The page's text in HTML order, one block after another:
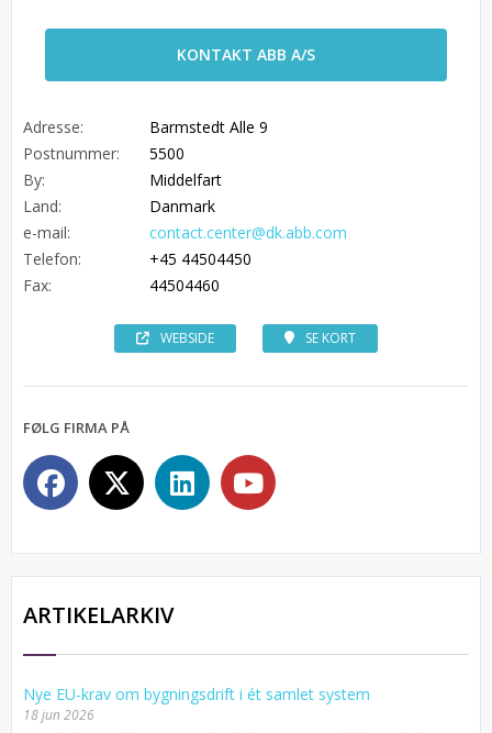
KONTAKT ABB A/S
Adresse:
Barmstedt Alle 9
Postnummer:
5500
By:
Middelfart
Land:
Danmark
e-mail:
contact.center@dk.abb.com
Telefon:
+45 44504450
Fax:
44504460
WEBSIDE SE KORT
FØLG FIRMA PÅ
ARTIKELARKIV
Nye EU-krav om bygningsdrift i ét samlet system
18 jun 2026